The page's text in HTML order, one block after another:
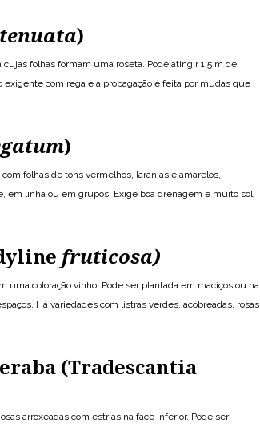
)
folhas formam uma roseta. Pode atingir 1,5 m de
com rega e a propagação é feita por mudas que
)
folhas de tons vermelhos, laranjas e amarelos,
em linha ou em grupos. Exige boa drenagem e muito sol
fruticosa)
coloração vinho. Pode ser plantada em maciços ou na
Há variedades com listras verdes, acobreadas, rosas
(Tradescantia
arroxeadas com estrias na face inferior. Pode ser